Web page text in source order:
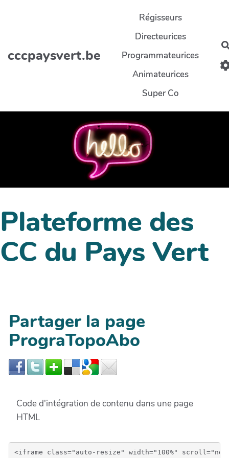
cccpaysvert.be
Régisseurs
Directeurices
Programmateurices
Animateurices
Super Co
Plateforme des
CC du Pays Vert
Partager la page
PrograTopoAbo
Code d'intégration de contenu dans une page
HTML